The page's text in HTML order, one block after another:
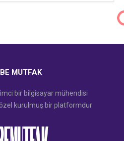
MUTFAK
bir bilgisayar mühendisi
kurulmuş bir platformdur